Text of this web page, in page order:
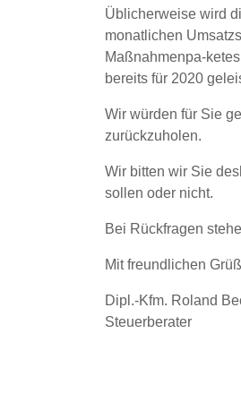
Üblicherweise wird
monatlichen
Maßnahmenpa-
bereits für 2020
Wir würden für Sie
zurückzuholen.
Wir bitten wir Sie
sollen oder nicht.
Bei Rückfragen
Mit freundlichen
Dipl.-Kfm. Roland
Steuerberater